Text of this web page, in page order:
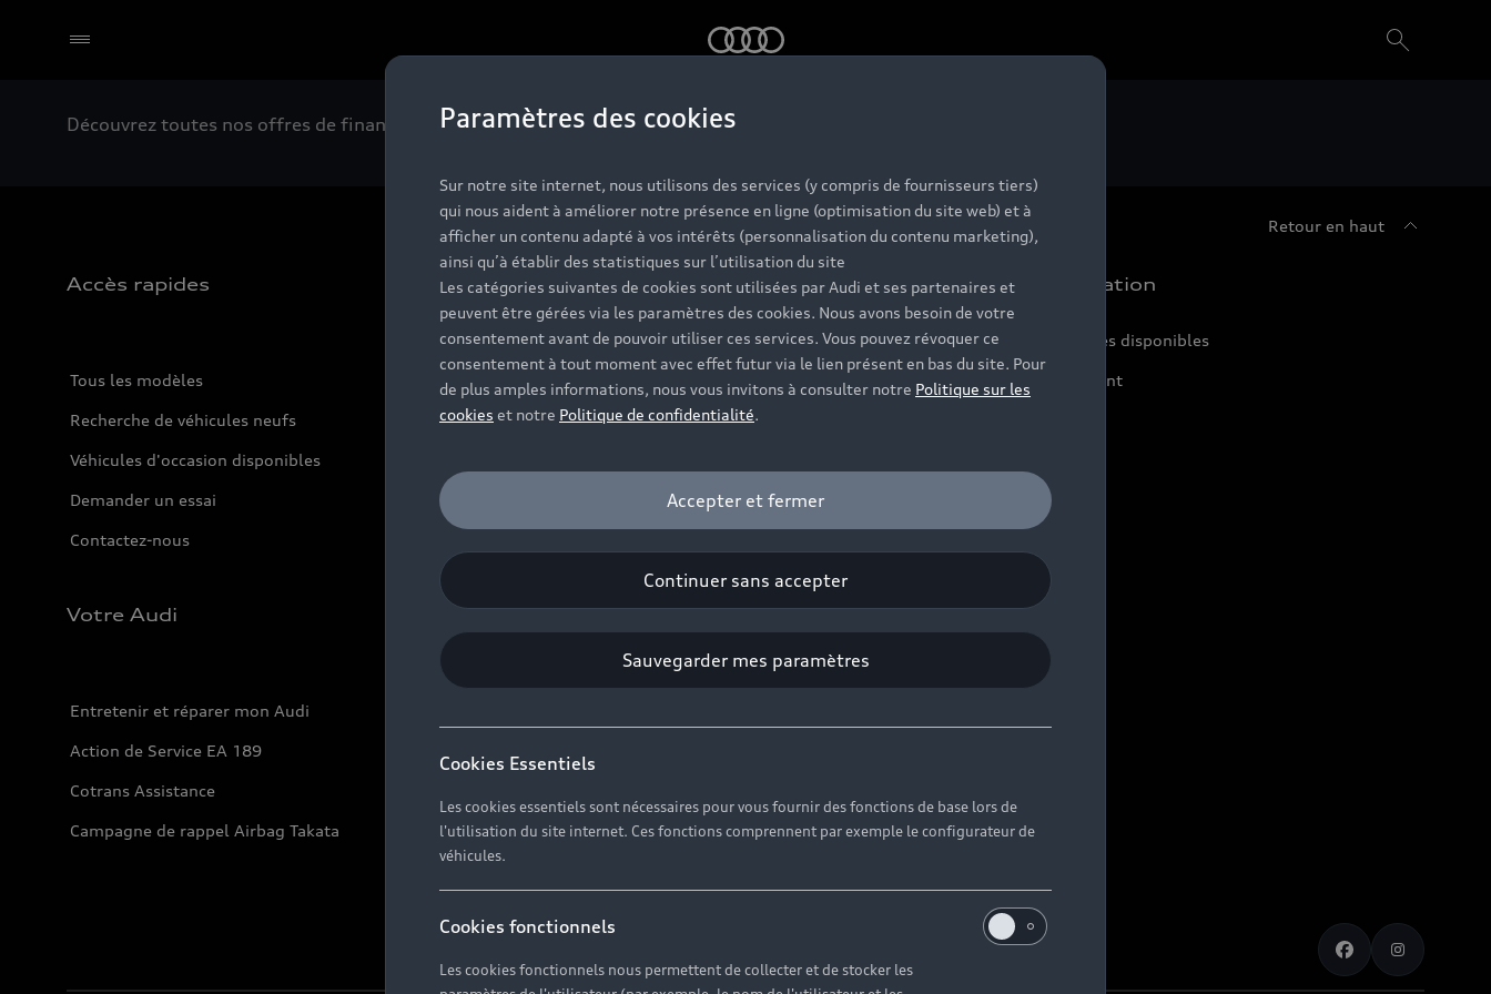
Paramètres des cookies
Sur notre site internet, nous utilisons des services (y compris de fournisseurs tiers)
qui nous aident à améliorer notre présence en ligne (optimisation du site web) et à
afficher un contenu adapté à vos intérêts (personnalisation du contenu marketing),
ainsi qu’à établir des statistiques sur l’utilisation du site
Les catégories suivantes de cookies sont utilisées par Audi et ses partenaires et
peuvent être gérées via les paramètres des cookies. Nous avons besoin de votre
consentement avant de pouvoir utiliser ces services. Vous pouvez révoquer ce
consentement à tout moment avec effet futur via le lien présent en bas du site. Pour
de plus amples informations, nous vous invitons à consulter notre Politique sur les
cookies et notre Politique de confidentialité.
Accepter et fermer
Continuer sans accepter
Sauvegarder mes paramètres
Cookies Essentiels
Les cookies essentiels sont nécessaires pour vous fournir des fonctions de base lors de
l'utilisation du site internet. Ces fonctions comprennent par exemple le configurateur de
véhicules.
Cookies fonctionnels
Les cookies fonctionnels nous permettent de collecter et de stocker les
Découvrez toutes nos offres de financement disponibles sur le modèle de votre choix.
Retour en haut
Accès rapides
Tous les modèles
Recherche de véhicules neufs
Véhicules d'occasion disponibles
Demander un essai
Contactez-nous
Modèles
Électrique
Hybride rechargeable
Achat et location
Voir nos véhicules disponibles
Offres du moment
Votre Audi
Entretenir et réparer mon Audi
Action de Service EA 189
Cotrans Assistance
Campagne de rappel Airbag Takata
Univers Audi